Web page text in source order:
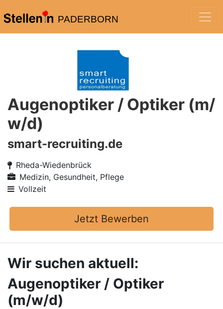
PADERBORN
Augenoptiker / Optiker (m/
w/d)
smart-recruiting.de
Rheda-Wiedenbrück
Medizin, Gesundheit, Pflege
Vollzeit
Jetzt Bewerben
Wir suchen aktuell:
Augenoptiker / Optiker
(m/w/d)